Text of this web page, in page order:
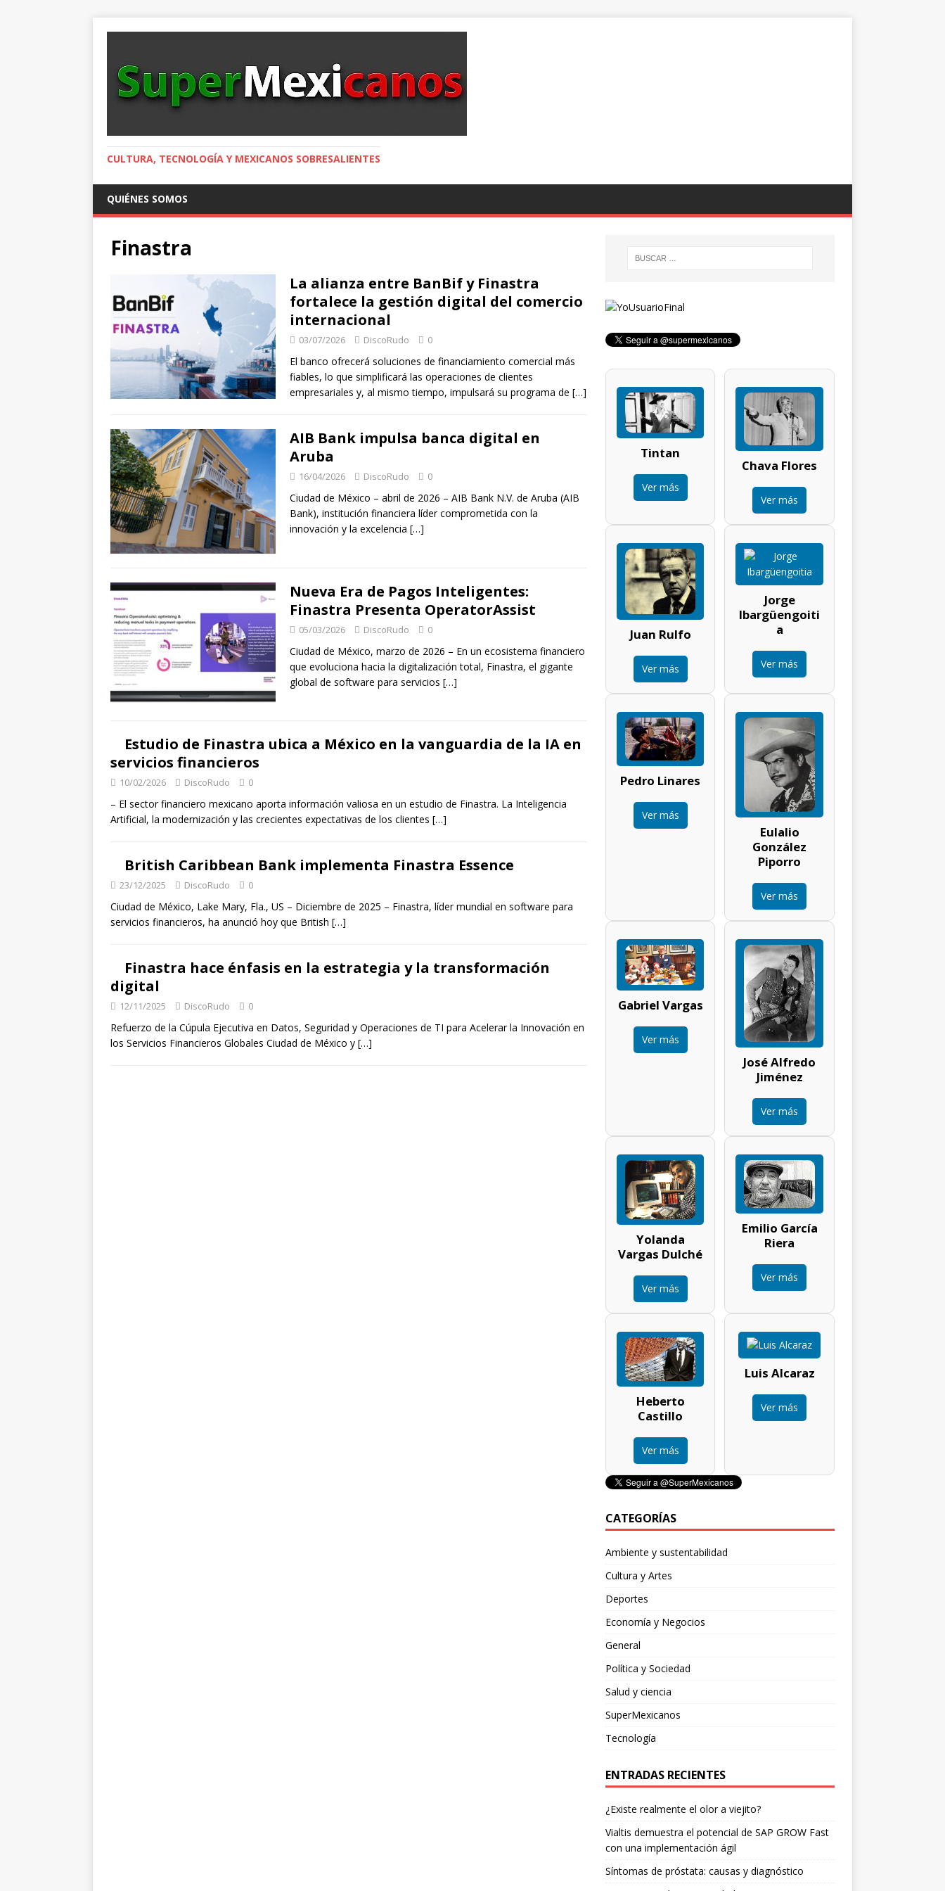
CULTURA, TECNOLOGÍA Y MEXICANOS SOBRESALIENTES
QUIÉNES SOMOS
Finastra
La alianza entre BanBif y Finastra
fortalece la gestión digital del comercio
internacional
03/07/2026 DiscoRudo 0
El banco ofrecerá soluciones de financiamiento comercial más
fiables, lo que simplificará las operaciones de clientes
empresariales y, al mismo tiempo, impulsará su programa de […]
AIB Bank impulsa banca digital en
Aruba
16/04/2026 DiscoRudo 0
Ciudad de México – abril de 2026 – AIB Bank N.V. de Aruba (AIB
Bank), institución financiera líder comprometida con la
innovación y la excelencia […]
Nueva Era de Pagos Inteligentes:
Finastra Presenta OperatorAssist
05/03/2026 DiscoRudo 0
Ciudad de México, marzo de 2026 – En un ecosistema financiero
que evoluciona hacia la digitalización total, Finastra, el gigante
global de software para servicios […]
Estudio de Finastra ubica a México en la vanguardia de la IA en
servicios financieros
10/02/2026 DiscoRudo 0
– El sector financiero mexicano aporta información valiosa en un estudio de Finastra. La Inteligencia
Artificial, la modernización y las crecientes expectativas de los clientes […]
British Caribbean Bank implementa Finastra Essence
23/12/2025 DiscoRudo 0
Ciudad de México, Lake Mary, Fla., US – Diciembre de 2025 – Finastra, líder mundial en software para
servicios financieros, ha anunció hoy que British […]
Finastra hace énfasis en la estrategia y la transformación
digital
12/11/2025 DiscoRudo 0
Refuerzo de la Cúpula Ejecutiva en Datos, Seguridad y Operaciones de TI para Acelerar la Innovación en
los Servicios Financieros Globales Ciudad de México y […]
Tintan
Ver más
Chava Flores
Ver más
Juan Rulfo
Ver más
Jorge
Ibargüengoiti
a
Ver más
Pedro Linares
Ver más
Eulalio
González
Piporro
Ver más
Gabriel Vargas
Ver más
José Alfredo
Jiménez
Ver más
Yolanda
Vargas Dulché
Ver más
Emilio García
Riera
Ver más
Heberto
Castillo
Ver más
Luis Alcaraz
Ver más
CATEGORÍAS
Ambiente y sustentabilidad
Cultura y Artes
Deportes
Economía y Negocios
General
Política y Sociedad
Salud y ciencia
SuperMexicanos
Tecnología
ENTRADAS RECIENTES
¿Existe realmente el olor a viejito?
Vialtis demuestra el potencial de SAP GROW Fast
con una implementación ágil
Síntomas de próstata: causas y diagnóstico